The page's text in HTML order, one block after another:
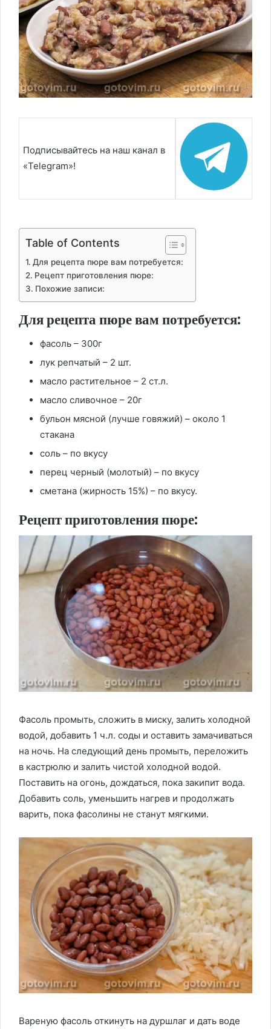
Подписывайтесь на наш канал в
«Telegram»!
Table of Contents
Для рецепта пюре вам потребуется:
Рецепт приготовления пюре:
Похожие записи:
Для рецепта пюре вам потребуется:
фасоль – 300г
лук репчатый – 2 шт.
масло растительное – 2 ст.л.
масло сливочное – 20г
бульон мясной (лучше говяжий) – около 1
стакана
соль – по вкусу
перец черный (молотый) – по вкусу
сметана (жирность 15%) – по вкусу.
Рецепт приготовления пюре:
Фасоль промыть, сложить в миску, залить холодной
водой, добавить 1 ч.л. соды и оставить замачиваться
на ночь. На следующий день промыть, переложить
в кастрюлю и залить чистой холодной водой.
Поставить на огонь, дождаться, пока закипит вода.
Добавить соль, уменьшить нагрев и продолжать
варить, пока фасолины не станут мягкими.
Вареную фасоль откинуть на дуршлаг и дать воде